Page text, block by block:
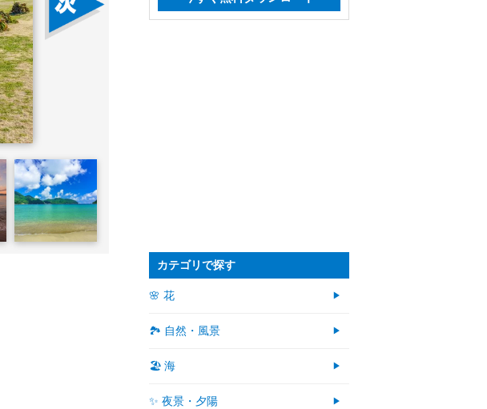
カテゴリで探す
🌸 花
🏞️ 自然・風景
🏖 海
✨ 夜景・夕陽